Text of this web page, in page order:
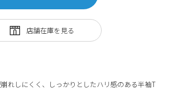
れしにくく、しっかりとしたハリ感のある半袖T